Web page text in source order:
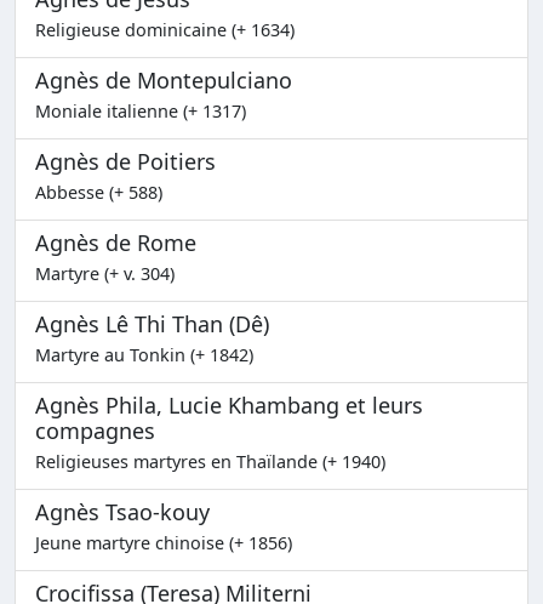
Religieuse dominicaine (+ 1634)
Agnès de Montepulciano
Moniale italienne (+ 1317)
Agnès de Poitiers
Abbesse (+ 588)
Agnès de Rome
Martyre (+ v. 304)
Agnès Lê Thi Than (Dê)
Martyre au Tonkin (+ 1842)
Agnès Phila, Lucie Khambang et leurs
compagnes
Religieuses martyres en Thaïlande (+ 1940)
Agnès Tsao-kouy
Jeune martyre chinoise (+ 1856)
Crocifissa (Teresa) Militerni